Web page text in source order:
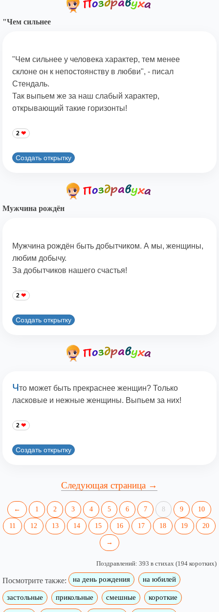
"Чем сильнее
"Чем сильнее у человека характер, тем менее
склоне он к непостоянству в любви", - писал
Стендаль.
Так выпьем же за наш слабый характер,
открывающий такие горизонты!
2
Создать открытку
Мужчина рождён
Мужчина рождён быть добытчиком. А мы, женщины,
любим добычу.
За добытчиков нашего счастья!
2
Создать открытку
Что может быть прекраснее женщин? Только
ласковые и нежные женщины. Выпьем за них!
2
Создать открытку
Следующая страница →
← 1 2 3 4 5 6 7 8 9 10
11 12 13 14 15 16 17 18 19 20
→
Поздравлений: 393 в стихах (194 коротких)
Посмотрите также: на день рождения на юбилей
застольные прикольные смешные короткие